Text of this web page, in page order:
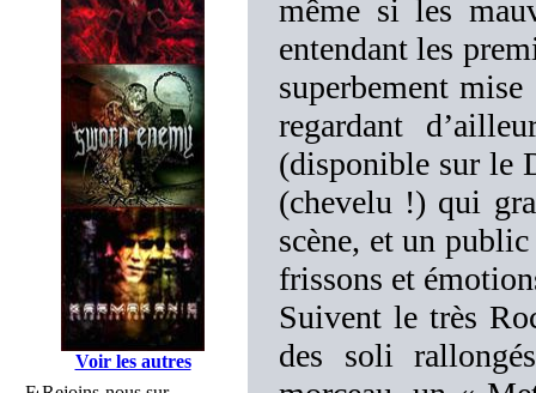
Voir les autres
même si les
entendant les
superbement
regardant
(disponible sur le
(chevelu !) qui
scène, et un
frissons et
Suivent le très
des soli